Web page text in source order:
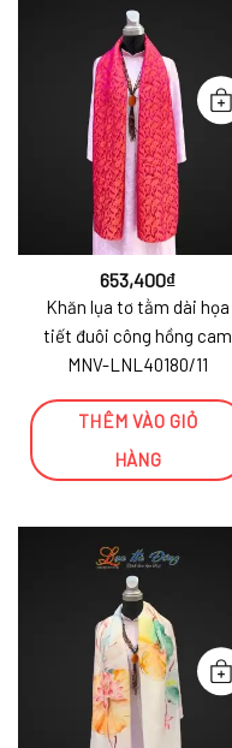
653,400₫
Khăn lụa tơ tằm dài họa
tiết đuôi công hồng cam
MNV-LNL40180/11
THÊM VÀO GIỎ
HÀNG